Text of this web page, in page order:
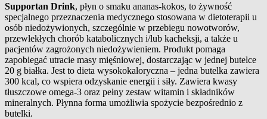
Opis produktu
Supportan Drink, płyn o smaku ananas-kokos, to żywność
specjalnego przeznaczenia medycznego stosowana w dietoterapii u
osób niedożywionych, szczególnie w przebiegu nowotworów,
przewlekłych chorób katabolicznych i/lub kacheksji, a także u
pacjentów zagrożonych niedożywieniem. Produkt pomaga
zapobiegać utracie masy mięśniowej, dostarczając w jednej butelce
20 g białka. Jest to dieta wysokokaloryczna – jedna butelka zawiera
300 kcal, co wspiera odzyskanie energii i siły. Zawiera kwasy
tłuszczowe omega-3 oraz pełny zestaw witamin i składników
mineralnych. Płynna forma umożliwia spożycie bezpośrednio z
butelki.